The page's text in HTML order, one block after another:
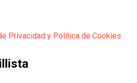
Privacidad y Política de Cookies